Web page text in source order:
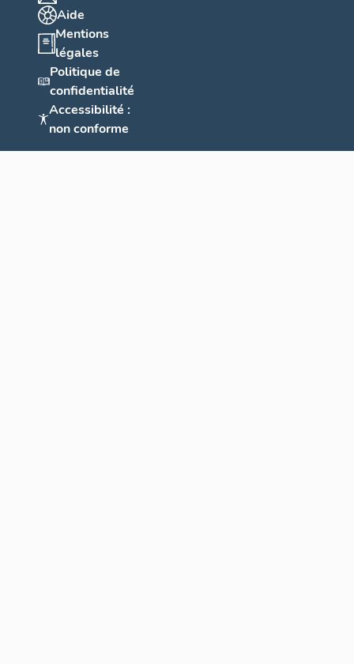
Aide
Mentions
légales
Politique de
confidentialité
Accessibilité :
non conforme